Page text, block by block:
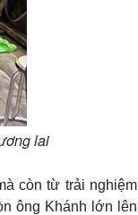
lai
còn từ trải nghiệm
ông Khánh lớn lên